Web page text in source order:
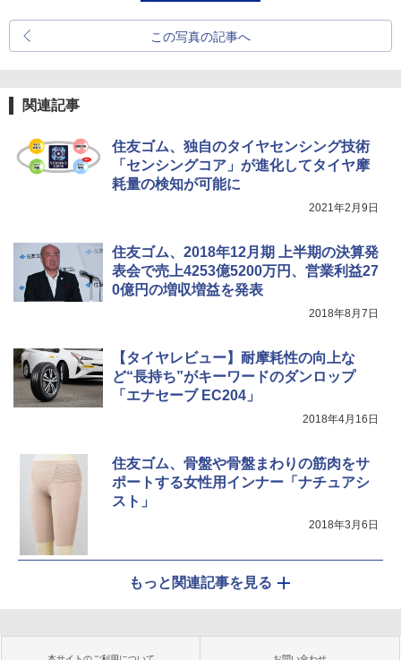
この写真の記事へ
関連記事
住友ゴム、独自のタイヤセンシング技術
「センシングコア」が進化してタイヤ摩
耗量の検知が可能に
2021年2月9日
住友ゴム、2018年12月期 上半期の決算発
表会で売上4253億5200万円、営業利益27
0億円の増収増益を発表
2018年8月7日
【タイヤレビュー】耐摩耗性の向上な
ど“長持ち”がキーワードのダンロップ
「エナセーブ EC204」
2018年4月16日
住友ゴム、骨盤や骨盤まわりの筋肉をサ
ポートする女性用インナー「ナチュアシ
スト」
2018年3月6日
もっと関連記事を見る